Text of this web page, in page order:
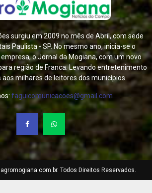
surgiu em 2009 no mês de Abril, com sede
Paulista - SP. No mesmo ano, inicia-se o
o Jornal da Mogiana, com um novo
região de Franca. Levando entretenimento
milhares de leitores dos municípios.
faguicomunicacoes@gmail.com
Todos Direitos Reservados.